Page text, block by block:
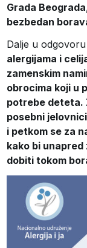
Grada
bezbedan
Dalje u
alergijama i
zamenskim
obrocima koji u
potrebe deteta.
posebni
i petkom se za
kako bi
dobiti tokom